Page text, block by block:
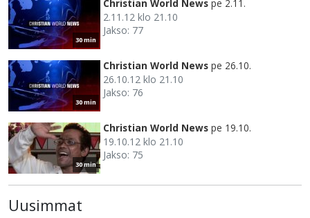
30 min
Christian World News pe 2.11.
2.11.12 klo 21.10
Jakso: 77
30 min
Christian World News pe 26.10.
26.10.12 klo 21.10
Jakso: 76
30 min
Christian World News pe 19.10.
19.10.12 klo 21.10
Jakso: 75
Uusimmat